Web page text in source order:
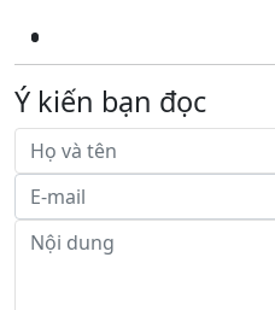
Ý kiến bạn đọc